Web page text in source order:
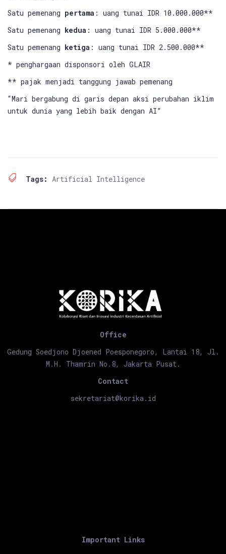
Satu pemenang pertama : uang tunai IDR 10.000.000**
Satu pemenang kedua : uang tunai IDR 5.000.000**
Satu pemenang ketiga : uang tunai IDR 2.500.000**
* penghargaan disponsori oleh GLAIR
** pajak menjadi tanggung jawab pemenang
“Mari bergabung di garis depan aksi perubahan iklim
untuk dunia yang lebih baik dengan AI”
Tags: Artificial Intelligence
Office
Gedung Soedjono Djoened Poesponegoro, Lantai 18, Jl.
M.H. Thamrin No.8, Jakarta Pusat.
Contact
sekretariat@korika.id
Important Links